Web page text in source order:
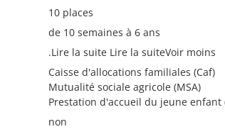
10 places
de 10 semaines à 6 ans
.Lire la suite Lire la suiteVoir moins
Caisse d'allocations familiales (Caf)
Mutualité sociale agricole (MSA)
Prestation d'accueil du jeune enfant
non